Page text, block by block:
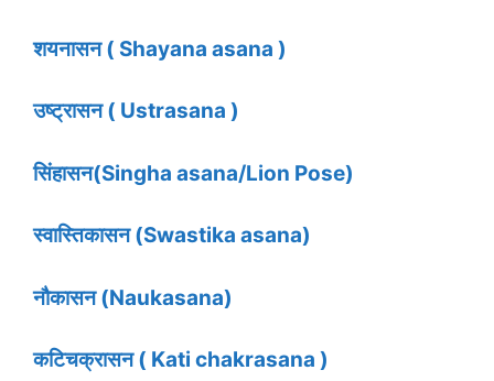
शयनासन ( Shayana asana )
उष्ट्रासन ( Ustrasana )
सिंहासन(Singha asana/Lion Pose)
स्वास्तिकासन (Swastika asana)
नौकासन (Naukasana)
कटिचक्रासन ( Kati chakrasana )